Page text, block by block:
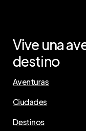
Vive una
destino
Aventuras
Ciudades
Destinos